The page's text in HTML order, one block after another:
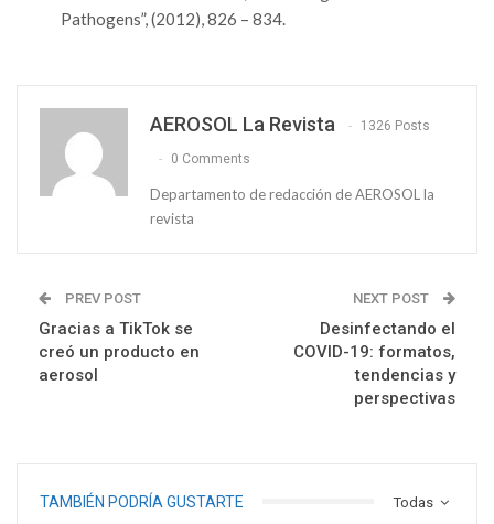
Pathogens”, (2012), 826 – 834.
AEROSOL La Revista 1326 Posts
0 Comments
Departamento de redacción de AEROSOL la
revista
PREV POST
Gracias a TikTok se
creó un producto en
aerosol
NEXT POST
Desinfectando el
COVID-19: formatos,
tendencias y
perspectivas
Todas
TAMBIÉN PODRÍA GUSTARTE